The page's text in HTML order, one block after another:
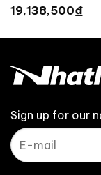
gốc
là:
19,138,500₫
là:
Sign up for our